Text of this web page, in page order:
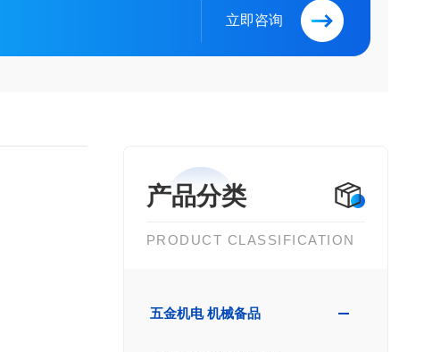
立即咨询
产品分类
PRODUCT CLASSIFICATION
五金机电 机械备品